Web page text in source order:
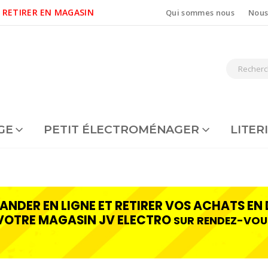
EN MAGASIN Qui sommes nous
PETIT ÉLECTROMÉNAGER
EN LIGNE ET RETIRER VOS ACHATS EN
MAGASIN JV ELECTRO SUR RENDEZ-